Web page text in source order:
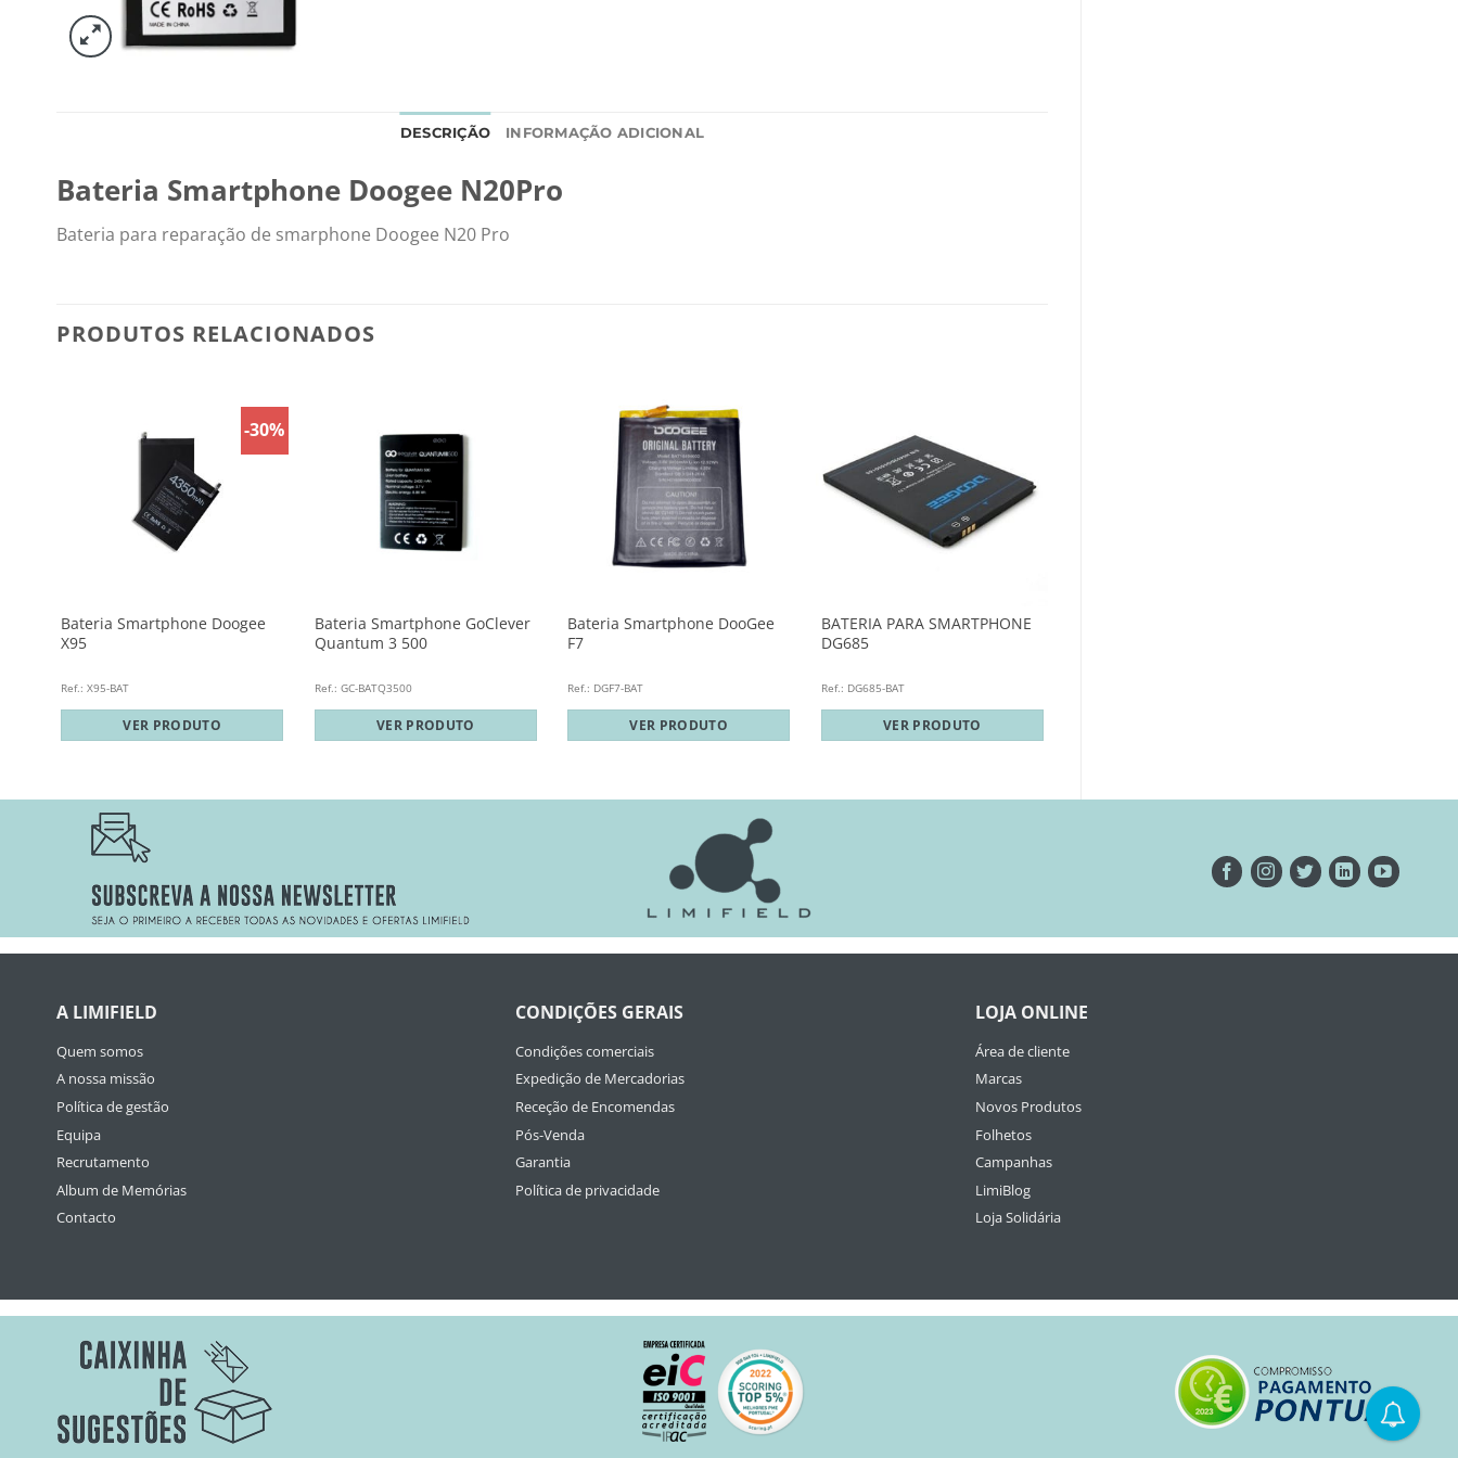
DESCRIÇÃO INFORMAÇÃO ADICIONAL
Bateria Smartphone Doogee N20Pro
Bateria para reparação de smarphone Doogee N20 Pro
PRODUTOS RELACIONADOS
-30%
Bateria Smartphone Doogee
X95
Ref.: X95-BAT
VER PRODUTO
Bateria Smartphone GoClever
Quantum 3 500
Ref.: GC-BATQ3500
VER PRODUTO
Bateria Smartphone DooGee
F7
Ref.: DGF7-BAT
VER PRODUTO
BATERIA PARA SMARTPHONE
DG685
Ref.: DG685-BAT
VER PRODUTO
A LIMIFIELD
Quem somos
A nossa missão
Política de gestão
Equipa
Recrutamento
Album de Memórias
Contacto
CONDIÇÕES GERAIS
Condições comerciais
Expedição de Mercadorias
Receção de Encomendas
Pós-Venda
Garantia
Política de privacidade
LOJA ONLINE
Área de cliente
Marcas
Novos Produtos
Folhetos
Campanhas
LimiBlog
Loja Solidária